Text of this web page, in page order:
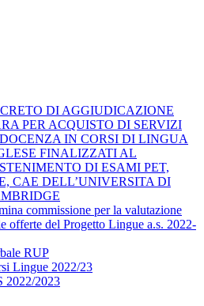
DI AGGIUDICAZIONE
PER ACQUISTO DI SERVIZI
IN CORSI DI LINGUA
FINALIZZATI AL
DI ESAMI PET,
CAE DELL’UNIVERSITA DI
commissione per la valutazione
offerte del Progetto Lingue a.s. 2022-
RUP
Lingue 2022/23
2022/2023